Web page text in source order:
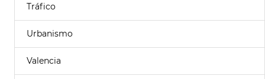
Tráfico
Urbanismo
Valencia